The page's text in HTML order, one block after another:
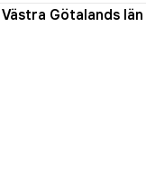
Västra Götalands län